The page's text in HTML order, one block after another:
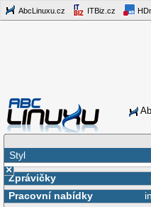
AbcLinuxu.cz ITBiz.cz
Styl
×
Zprávičky
Pracovní nabídky